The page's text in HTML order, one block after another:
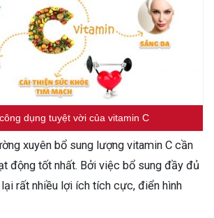
dụng tuyệt vời của vitamin C
xuyên bổ sung lượng vitamin C cần
động tốt nhất. Bởi việc bổ sung đầy đủ
rất nhiều lợi ích tích cực, điển hình